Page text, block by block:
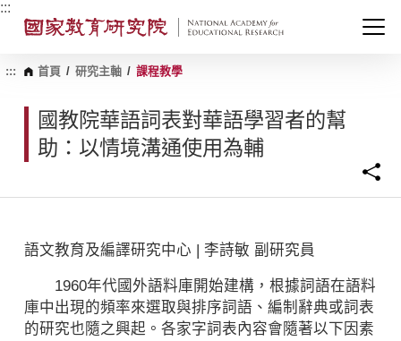
跳
內
:::
::: 首頁 / 研究主軸 / 課程教學
國教院華語詞表對華語學習者的幫
助：以情境溝通使用為輔
語文教育及編譯研究中心 | 李詩敏 副研究員
1960年代國外語料庫開始建構，根據詞語在語料
庫中出現的頻率來選取與排序詞語、編制辭典或詞表
的研究也隨之興起。各家字詞表內容會隨著以下因素